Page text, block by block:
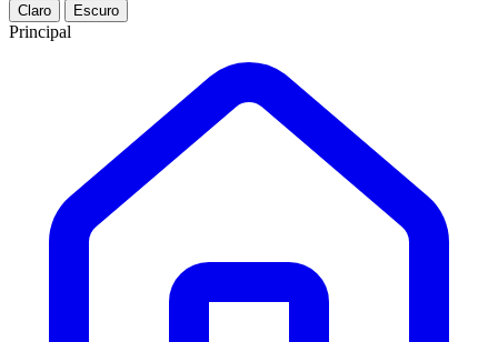
Claro Escuro
Principal